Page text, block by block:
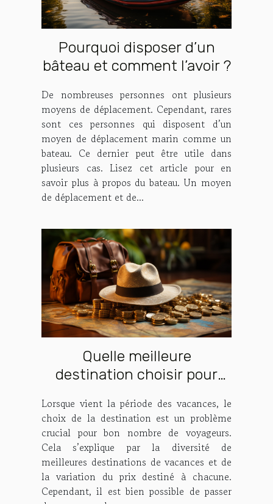
Pourquoi disposer d’un
bâteau et comment l’avoir ?
De nombreuses personnes ont plusieurs
moyens de déplacement. Cependant, rares
sont ces personnes qui disposent d’un
moyen de déplacement marin comme un
bateau. Ce dernier peut être utile dans
plusieurs cas. Lisez cet article pour en
savoir plus à propos du bateau. Un moyen
de déplacement et de...
Quelle meilleure
destination choisir pour
Lorsque vient la période des vacances, le
choix de la destination est un problème
crucial pour bon nombre de voyageurs.
Cela s’explique par la diversité de
meilleures destinations de vacances et de
la variation du prix destiné à chacune.
Cependant, il est bien possible de passer